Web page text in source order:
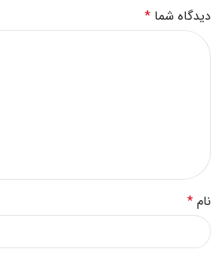
دیدگاه شما *
نام *